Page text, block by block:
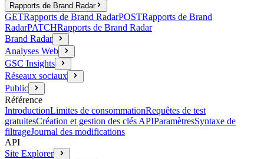
Rapports de Brand Radar
GETRapports de Brand RadarPOSTRapports de Brand
RadarPATCHRapports de Brand Radar
Brand Radar
Analyses Web
GSC Insights
Réseaux sociaux
Public
Référence
IntroductionLimites de consommationRequêtes de test
gratuitesCréation et gestion des clés APIParamètresSyntaxe de
filtrageJournal des modifications
API
Site Explorer